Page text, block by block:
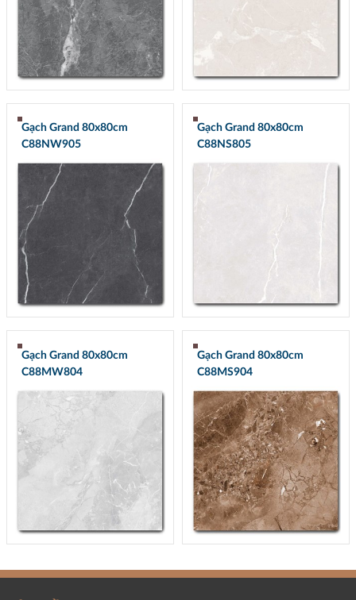
Gạch Grand 80x80cm
C88NW905
Gạch Grand 80x80cm
C88NS805
Gạch Grand 80x80cm
C88MW804
Gạch Grand 80x80cm
C88MS904